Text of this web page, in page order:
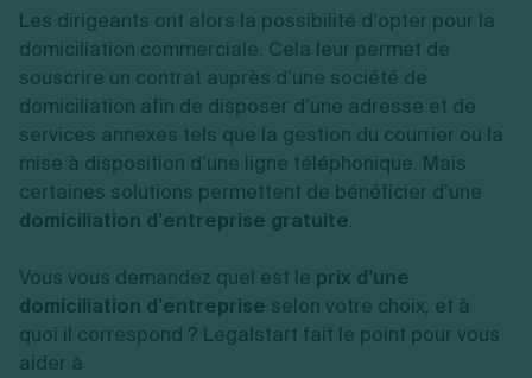
Calcul de charges sociales
Estimation du coût de création
Calcul d'éligibilité à l'ACRE
Vérification de la disponibilité du nom d'entreprise
Générateur de mentions légales
Création d'entreprise
Recherche d'antériorité
Protection des créations
Confidentialité de l'adresse du dirigeant
Fermer son entreprise
Radiation auto entrepreneur
Mise en sommeil
Dissolution-liquidation
Dépôt de bilan
Toutes les modifications
Commerce
Transport
Autres
Par fonctionnalité
Logiciel de facturation
Logiciel de comptabilité
Gestion des achats
Gestion de la trésorerie
Par besoin
Je suis autonome
Je souhaite être accompagné
Gestion d’entreprise
Fermeture d’entreprise
Exercice d’un métier
Recouvrement de factures
Gérer ses salariés
Sélection de fiches pratiques
Ouvrir sa société
Création de micro-entreprise
Devenir auto entrepreneur
Création d'EURL
Création de SASU
Création de SARL
Les dirigeants ont alors la possibilité d’opter pour la
domiciliation commerciale. Cela leur permet de
souscrire un contrat auprès d’une société de
domiciliation afin de disposer d’une adresse et de
services annexes tels que la gestion du courrier ou la
mise à disposition d’une ligne téléphonique. Mais
certaines solutions permettent de bénéficier d’une
domiciliation d’entreprise gratuite.
Vous vous demandez quel est le prix d’une
domiciliation d’entreprise selon votre choix, et à
quoi il correspond ? Legalstart fait le point pour vous
aider à